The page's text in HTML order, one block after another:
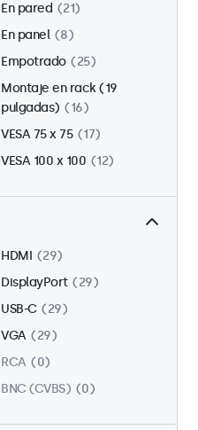
En pared
21
En panel
8
Empotrado
25
Montaje en rack (19
pulgadas)
16
VESA 75 x 75
17
VESA 100 x 100
12
HDMI
29
DisplayPort
29
USB-C
29
VGA
29
RCA
0
BNC (CVBS)
0